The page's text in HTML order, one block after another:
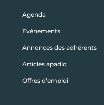
Agenda
Evènements
Annonces des adhérents
Articles apadlo
Offres d’emploi